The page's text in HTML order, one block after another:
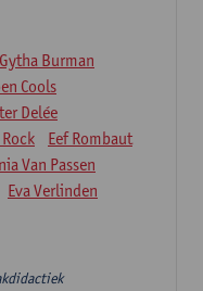
Gytha Burman
Cools
Delée
Eef Rombaut
Van Passen
Eva Verlinden